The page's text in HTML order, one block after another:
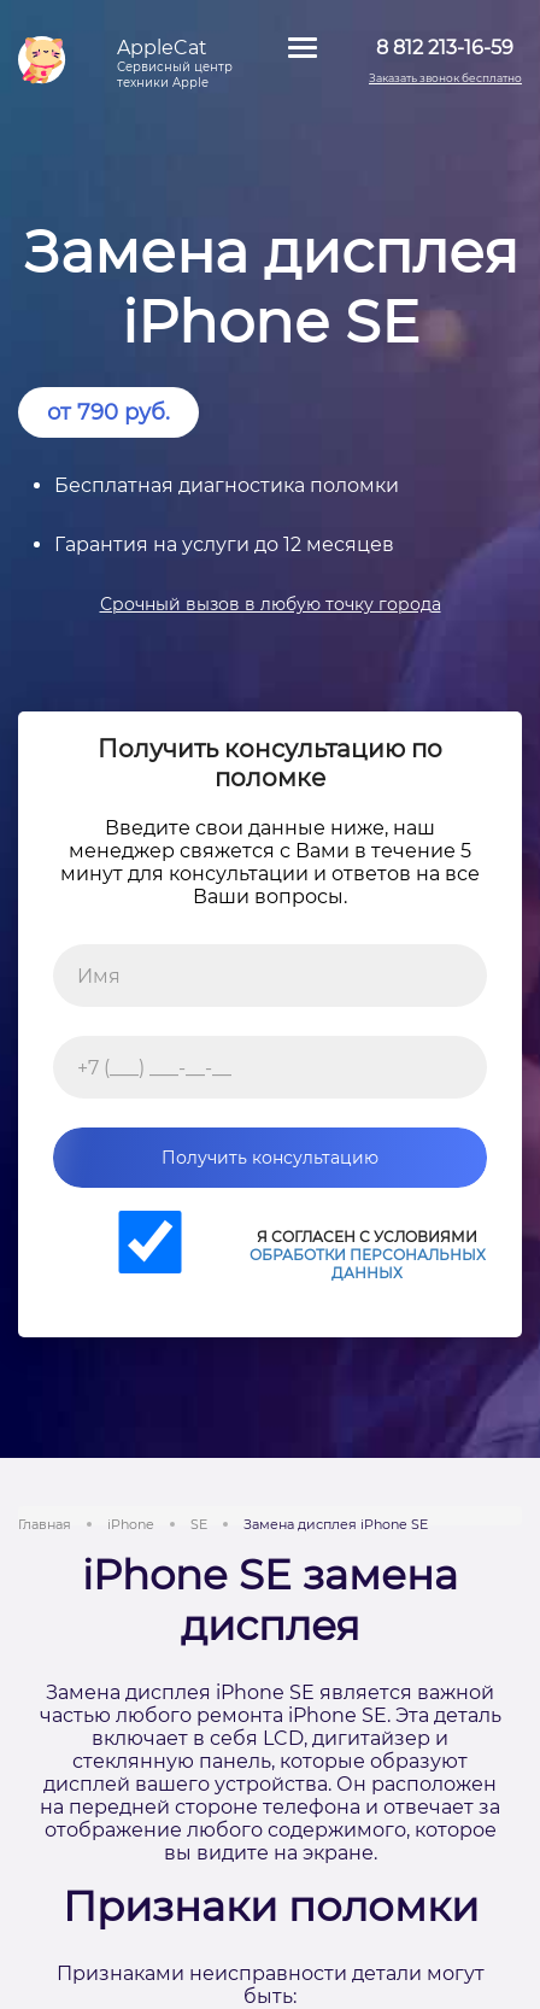
AppleCat
Сервисный центр
техники Apple
8 812 213-16-59
Заказать звонок бесплатно
Замена дисплея
iPhone SE
от 790 руб.
Бесплатная диагностика поломки
Гарантия на услуги до 12 месяцев
Срочный вызов в любую точку города
Получить консультацию по
поломке
Введите свои данные ниже, наш
менеджер свяжется с Вами в течение 5
минут для консультации и ответов на все
Ваши вопросы.
Получить консультацию
Я СОГЛАСЕН С УСЛОВИЯМИ
ОБРАБОТКИ ПЕРСОНАЛЬНЫХ
ДАННЫХ
Главная iPhone SE Замена дисплея iPhone SE
iPhone SE замена
дисплея
Замена дисплея iPhone SE является важной
частью любого ремонта iPhone SE. Эта деталь
включает в себя LCD, дигитайзер и
стеклянную панель, которые образуют
дисплей вашего устройства. Он расположен
на передней стороне телефона и отвечает за
отображение любого содержимого, которое
вы видите на экране.
Признаки поломки
Признаками неисправности детали могут
быть: